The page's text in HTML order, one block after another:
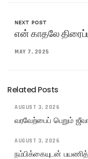
NEXT POST
என் காதலே
MAY 7, 2025
Related Posts
AUGUST 3, 2026
வரவேற்பைப் பெறும்
AUGUST 3, 2026
நம்பிக்கையுடன்